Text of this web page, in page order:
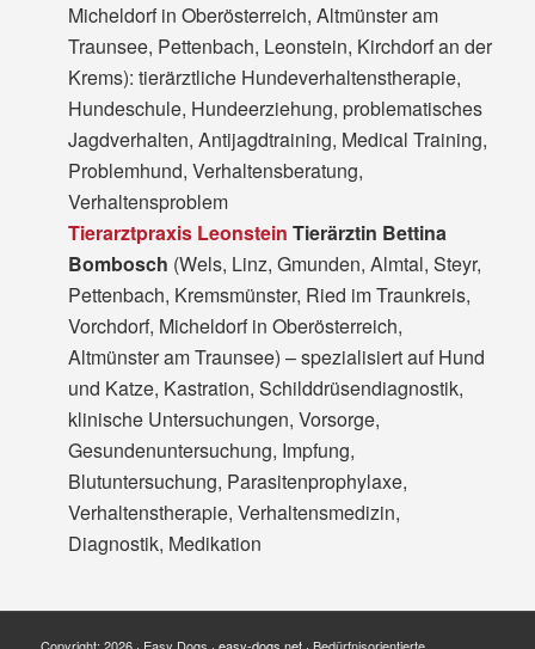
Micheldorf in Oberösterreich, Altmünster am
Traunsee, Pettenbach, Leonstein, Kirchdorf an der
Krems): tierärztliche Hundeverhaltenstherapie,
Hundeschule, Hundeerziehung, problematisches
Jagdverhalten, Antijagdtraining, Medical Training,
Problemhund, Verhaltensberatung,
Verhaltensproblem
Tierarztpraxis Leonstein Tierärztin Bettina
Bombosch (Wels, Linz, Gmunden, Almtal, Steyr,
Pettenbach, Kremsmünster, Ried im Traunkreis,
Vorchdorf, Micheldorf in Oberösterreich,
Altmünster am Traunsee) – spezialisiert auf Hund
und Katze, Kastration, Schilddrüsendiagnostik,
klinische Untersuchungen, Vorsorge,
Gesundenuntersuchung, Impfung,
Blutuntersuchung, Parasitenprophylaxe,
Verhaltenstherapie, Verhaltensmedizin,
Diagnostik, Medikation